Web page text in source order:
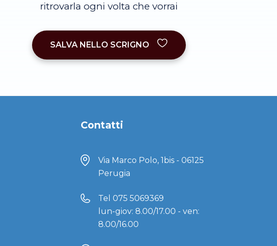
ritrovarla ogni volta che vorrai
SALVA NELLO SCRIGNO
Contatti
Via Marco Polo, 1bis - 06125
Perugia
Tel 075 5069369
lun-giov: 8.00/17.00 - ven:
8.00/16.00